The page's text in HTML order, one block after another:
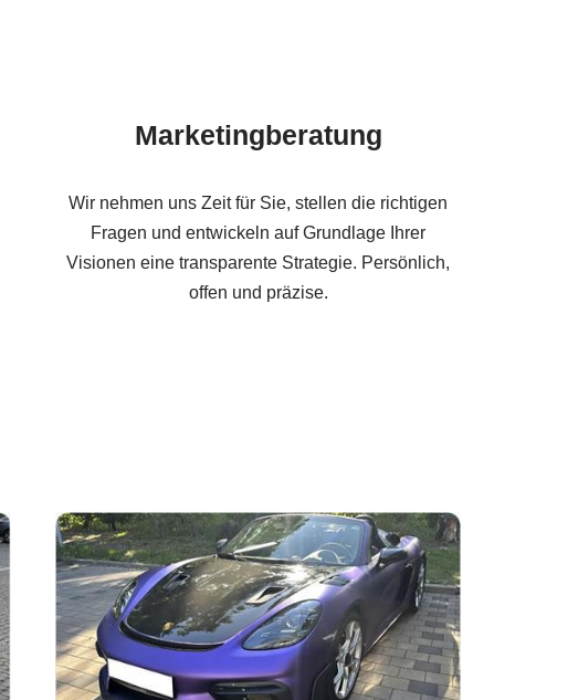
Marketingberatung
Wir nehmen uns Zeit für Sie, stellen die richtigen
Fragen und entwickeln auf Grundlage Ihrer
Visionen eine transparente Strategie. Persönlich,
offen und präzise.